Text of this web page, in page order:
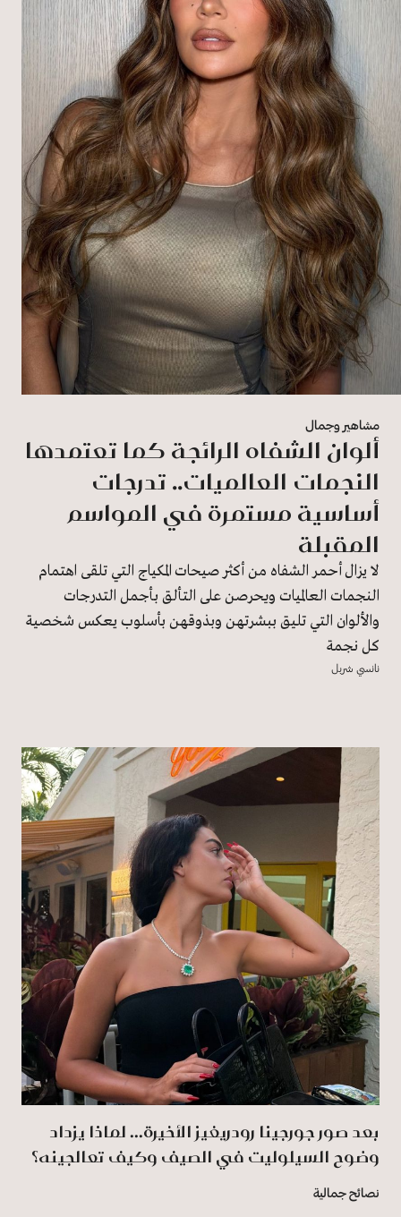
مشاهير وجمال
ألوان الشفاه الرائجة كما تعتمدها
النجمات العالميات.. تدرجات
أساسية مستمرة في المواسم
المقبلة
لا يزال أحمر الشفاه من أكثر صيحات المكياج التي تلقى اهتمام
النجمات العالميات ويحرصن على التألق بأجمل التدرجات
والألوان التي تليق ببشرتهن وبذوقهن بأسلوب يعكس شخصية
كل نجمة
نانسي شربل
بعد صور جورجينا رودريغيز الأخيرة... لماذا يزداد
وضوح السيلوليت في الصيف وكيف تعالجينه؟
نصائح جمالية